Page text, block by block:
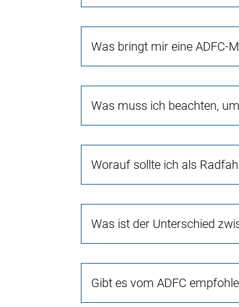
Was bringt mir eine ADFC-
Was muss ich beachten,
Worauf sollte ich als
Was ist der Unterschied
Gibt es vom ADFC